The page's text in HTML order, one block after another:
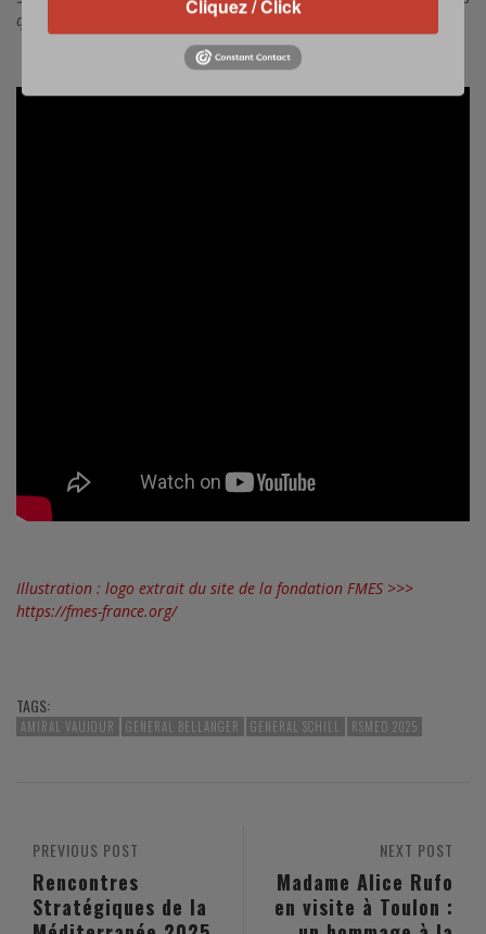
qu’elle protège est prêt à la soutenir.»
Illustration : logo extrait du site de la fondation FMES >>>
https://fmes-france.org/
TAGS:
AMIRAL VAUJOUR GENERAL BELLANGER GENERAL SCHILL RSMED 2025
NEXT POST
Madame Alice Rufo
en visite à Toulon :
PREVIOUS POST
Rencontres
Stratégiques de la
Cliquez / Click